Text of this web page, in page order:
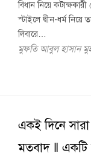
বিধান নিয়ে
স্টাইলে দ্বীন-ধর্ম
লিবারে…
মুফতি আবুল হাসান
একই দিনে
মতবাদ ‖